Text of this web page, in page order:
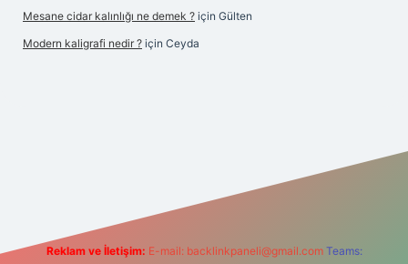
Mesane cidar kalınlığı ne demek ? için Gülten
Modern kaligrafi nedir ? için Ceyda
Reklam ve İletişim: E-mail: backlinkpaneli@gmail.com Teams: